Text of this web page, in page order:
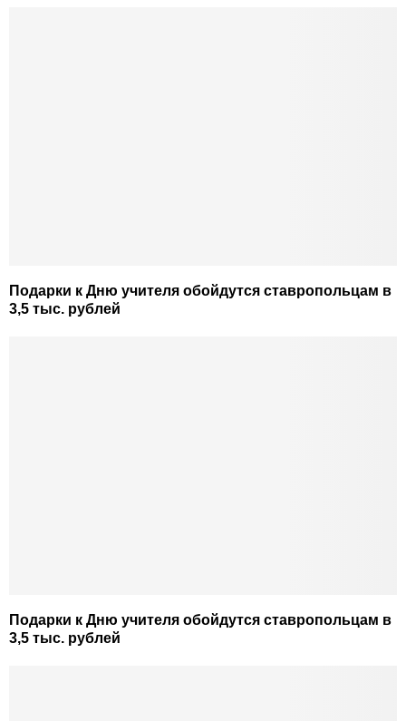
Подарки к Дню учителя обойдутся ставропольцам в
3,5 тыс. рублей
Подарки к Дню учителя обойдутся ставропольцам в
3,5 тыс. рублей